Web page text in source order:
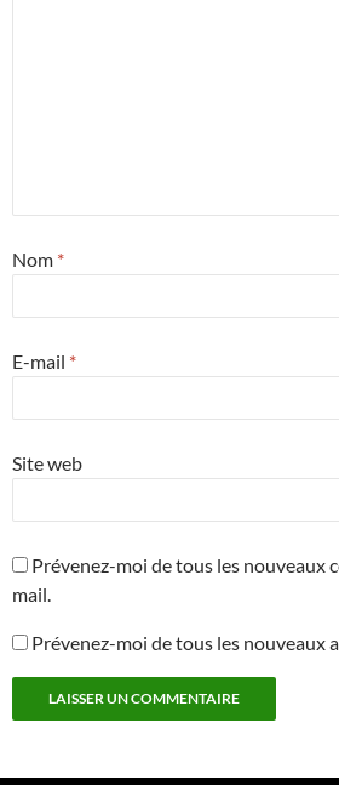
Nom *
E-mail *
Site web
Prévenez-moi de tous les nouveaux
mail.
Prévenez-moi de tous les nouveaux